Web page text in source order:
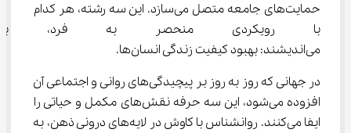
حمایت‌های جامعه متصل می‌سازد. این سه رشته، هر کدام
با رویکردی منحصر به
می‌اندیشند: بهبود کیفیت زندگی انسان‌ها.
در جهانی که روز به روز بر پیچیدگی‌های روانی و اجتماعی آن
افزوده می‌شود، این سه حرفه نقش‌های مکمل و حیاتی را
ایفا می‌کنند. روانشناس با کاوش در لایه‌های درونی ذهن، به